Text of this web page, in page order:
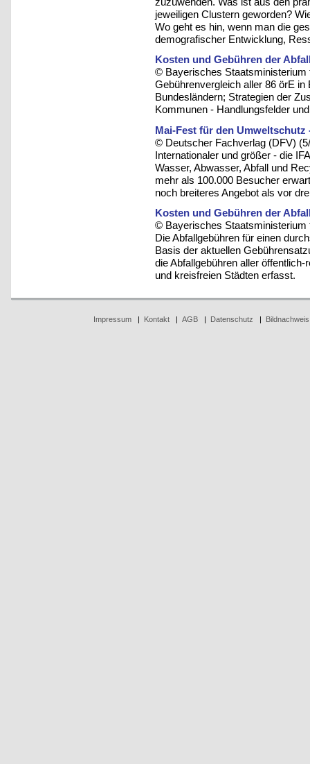
jeweiligen Clustern geworden?
Wo geht es hin, wenn man die
demografischer Entwicklung,
Kosten und Gebühren der
© Bayerisches Staatsministerium
Gebührenvergleich aller 86 örE in
Bundesländern; Strategien der
Kommunen - Handlungsfelder
Mai-Fest für den Umweltschutz
© Deutscher Fachverlag (DFV)
Internationaler und größer - die
Wasser, Abwasser, Abfall und
mehr als 100.000 Besucher
noch breiteres Angebot als vor
Kosten und Gebühren der
© Bayerisches Staatsministerium
Die Abfallgebühren für einen
Basis der aktuellen
die Abfallgebühren aller
und kreisfreien Städten erfasst.
Impressum| Kontakt| AGB| Datenschutz Bildnachweis